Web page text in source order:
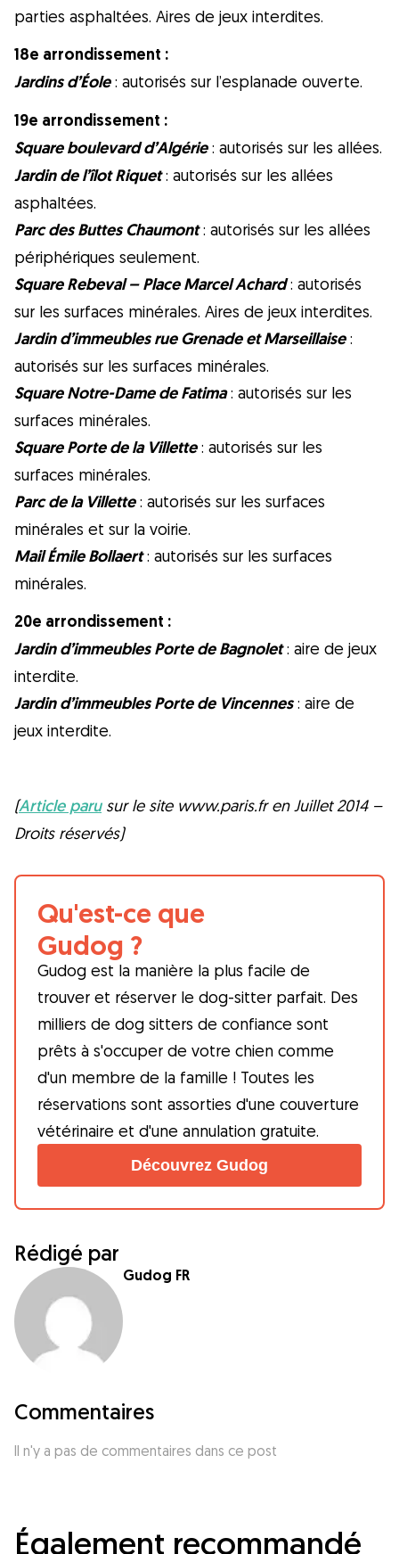
parties asphaltées. Aires de jeux interdites.
18e arrondissement :
Jardins d’Éole: autorisés sur l’esplanade ouverte.
19e arrondissement :
Square boulevard d’Algérie: autorisés sur les allées.
Jardin de l’îlot Riquet: autorisés sur les allées
asphaltées.
Parc des Buttes Chaumont: autorisés sur les allées
périphériques seulement.
Square Rebeval – Place Marcel Achard : autorisés
sur les surfaces minérales. Aires de jeux interdites.
Jardin d’immeubles rue Grenade et Marseillaise:
autorisés sur les surfaces minérales.
Square Notre-Dame de Fatima : autorisés sur les
surfaces minérales.
Square Porte de la Villette: autorisés sur les
surfaces minérales.
Parc de la Villette : autorisés sur les surfaces
minérales et sur la voirie.
Mail Émile Bollaert : autorisés sur les surfaces
minérales.
20e arrondissement :
Jardin d’immeubles Porte de Bagnolet: aire de jeux
interdite.
Jardin d’immeubles Porte de Vincennes: aire de
jeux interdite.
(Article parusur le site www.paris.fr en Juillet 2014 –
Droits réservés)
Qu'est-ce que
Gudog ?
Gudog est la manière la plus facile de
trouver et réserver le dog-sitter parfait. Des
milliers de dog sitters de confiance sont
prêts à s'occuper de votre chien comme
d'un membre de la famille ! Toutes les
réservations sont assorties d'une couverture
vétérinaire et d'une annulation gratuite.
Découvrez Gudog
Rédigé par
Gudog FR
Commentaires
Il n'y a pas de commentaires dans ce post
Également recommandé